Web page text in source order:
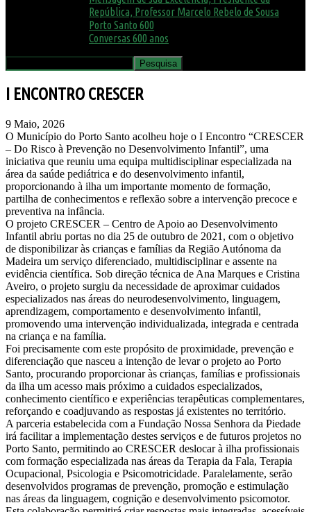
República, Professor Marcelo Rebelo de Sousa
Porto Santo 600
Conversas 600 anos
I ENCONTRO CRESCER
9 Maio, 2026
O Município do Porto Santo acolheu hoje o I Encontro “CRESCER
– Do Risco à Prevenção no Desenvolvimento Infantil”, uma
iniciativa que reuniu uma equipa multidisciplinar especializada na
área da saúde pediátrica e do desenvolvimento infantil,
proporcionando à ilha um importante momento de formação,
partilha de conhecimentos e reflexão sobre a intervenção precoce e
preventiva na infância.
O projeto CRESCER – Centro de Apoio ao Desenvolvimento
Infantil abriu portas no dia 25 de outubro de 2021, com o objetivo
de disponibilizar às crianças e famílias da Região Autónoma da
Madeira um serviço diferenciado, multidisciplinar e assente na
evidência científica. Sob direção técnica de Ana Marques e Cristina
Aveiro, o projeto surgiu da necessidade de aproximar cuidados
especializados nas áreas do neurodesenvolvimento, linguagem,
aprendizagem, comportamento e desenvolvimento infantil,
promovendo uma intervenção individualizada, integrada e centrada
na criança e na família.
Foi precisamente com este propósito de proximidade, prevenção e
diferenciação que nasceu a intenção de levar o projeto ao Porto
Santo, procurando proporcionar às crianças, famílias e profissionais
da ilha um acesso mais próximo a cuidados especializados,
conhecimento científico e experiências terapêuticas complementares,
reforçando e coadjuvando as respostas já existentes no território.
A parceria estabelecida com a Fundação Nossa Senhora da Piedade
irá facilitar a implementação destes serviços e de futuros projetos no
Porto Santo, permitindo ao CRESCER deslocar à ilha profissionais
com formação especializada nas áreas da Terapia da Fala, Terapia
Ocupacional, Psicologia e Psicomotricidade. Paralelamente, serão
desenvolvidos programas de prevenção, promoção e estimulação
nas áreas da linguagem, cognição e desenvolvimento psicomotor.